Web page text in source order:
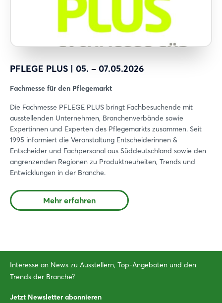
PFLEGE PLUS | 05. – 07.05.2026
Fachmesse für den Pflegemarkt
Die Fachmesse PFLEGE PLUS bringt Fachbesuchende mit
ausstellenden Unternehmen, Branchenverbände sowie
Expertinnen und Experten des Pflegemarkts zusammen. Seit
1995 informiert die Veranstaltung Entscheiderinnen &
Entscheider und Fachpersonal aus Süddeutschland sowie den
angrenzenden Regionen zu Produktneuheiten, Trends und
Entwicklungen in der Branche.
Mehr erfahren
Interesse an News zu Ausstellern, Top-Angeboten und den
Trends der Branche?
Jetzt Newsletter abonnieren